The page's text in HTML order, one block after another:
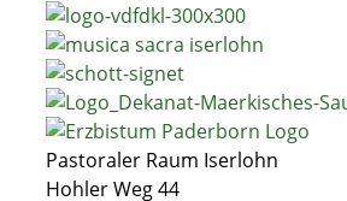
Pastoraler Raum Iserlohn
Hohler Weg 44